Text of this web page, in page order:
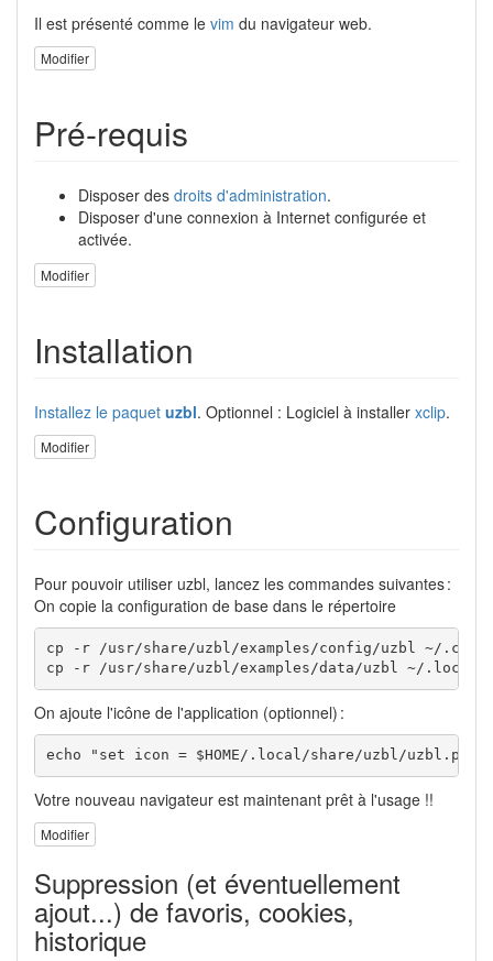
Il est présenté comme le vim du navigateur web.
Modifier
Pré-requis
Disposer des droits d'administration.
Disposer d'une connexion à Internet configurée et
activée.
Modifier
Installation
Installez le paquet uzbl. Optionnel : Logiciel à installer xclip.
Modifier
Configuration
Pour pouvoir utiliser uzbl, lancez les commandes suivantes :
On copie la configuration de base dans le répertoire
cp -r /usr/share/uzbl/examples/config/uzbl ~/
cp -r /usr/share/uzbl/examples/data/uzbl ~/.local/
On ajoute l'icône de l'application (optionnel) :
echo "set icon = $HOME/.local/share/uzbl/
Votre nouveau navigateur est maintenant prêt à l'usage !!
Modifier
Suppression (et éventuellement
ajout...) de favoris, cookies,
historique